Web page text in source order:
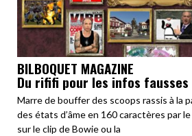
BILBOQUET MAGAZINE
Du rififi pour les infos fausses
Marre de bouffer des scoops rassis à la
des états d’âme en 160 caractères par
sur le clip de Bowie ou la